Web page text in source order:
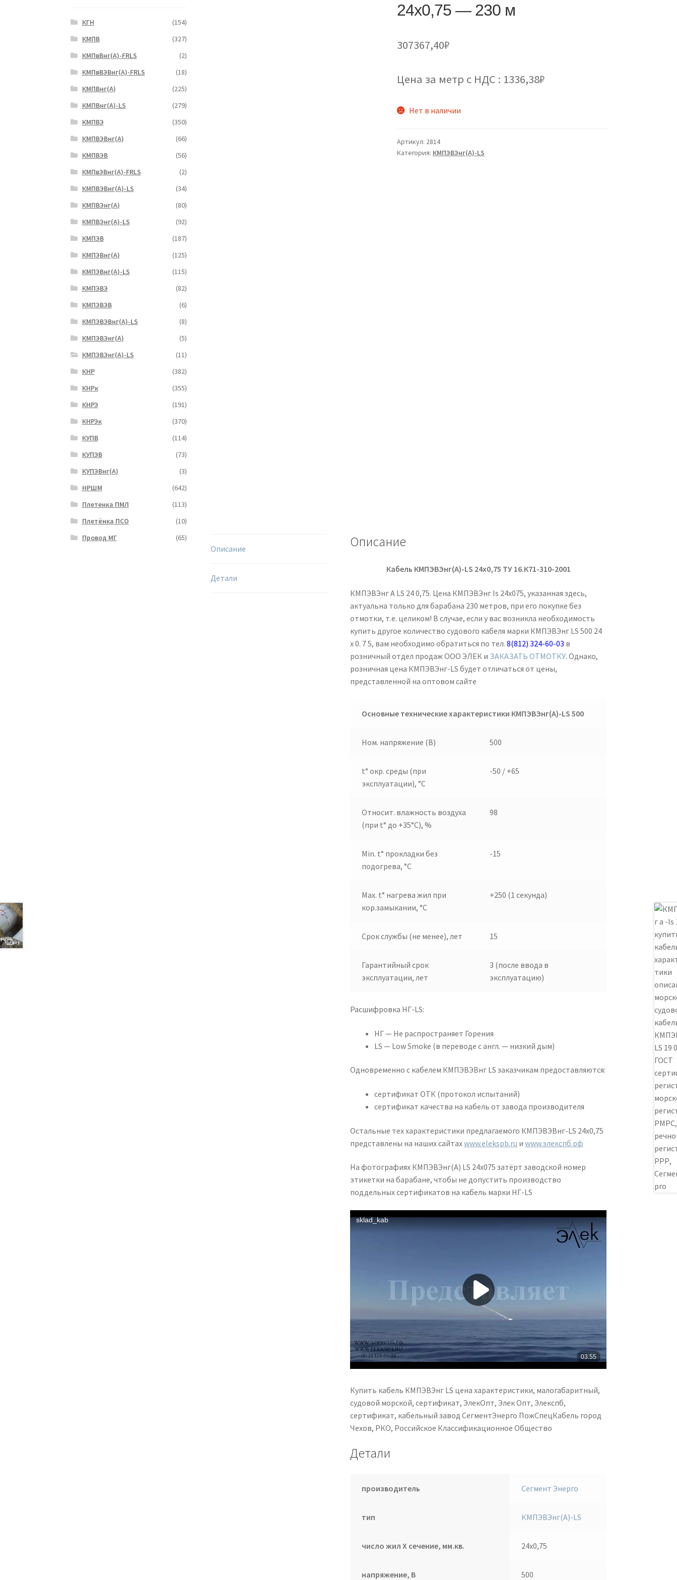
24х0,75 — 230 м
307367,40₽
Цена за метр с НДС : 1336,38₽
Нет в наличии
Артикул: 2814
Категория: КМПЭВЭнг(А)-LS
Описание
Детали
Описание
Кабель КМПЭВЭнг(А)-LS 24х0,75 ТУ 16.К71-310-2001
КМПЭВЭнг А LS 24 0,75. Цена КМПЭВЭнг ls 24х075, указанная здесь,
актуальна только для барабана 230 метров, при его покупке без
отмотки, т.е. целиком! В случае, если у вас возникла необходимость
купить другое количество судового кабеля марки КМПЭВЭнг LS 500 24
х 0. 7 5, вам необходимо обратиться по тел.8(812) 324-60-03 в
розничный отдел продаж ООО ЭЛЕК и ЗАКАЗАТЬ ОТМОТКУ. Однако,
розничная цена КМПЭВЭнг-LS будет отличаться от цены,
представленной на оптовом сайте
Основные технические характеристики КМПЭВЭнг(А)-LS 500
Ном. напряжение (В) 500
t° окр. среды (при
эксплуатации), °C
-50 / +65
Относит. влажность воздуха
(при t° до +35°C), %
98
Min. t° прокладки без
подогрева, °C
-15
Max. t° нагрева жил при
кор.замыкании, °C
+250 (1 секунда)
Срок службы (не менее), лет 15
Гарантийный срок
эксплуатации, лет
3 (после ввода в
эксплуатацию)
Расшифровка НГ-LS:
НГ — Не распространяет Горения
LS — Low Smoke (в переводе с англ. — низкий дым)
Одновременно с кабелем КМПЭВЭВнг LS заказчикам предоставляются:
сертификат ОТК (протокол испытаний)
сертификат качества на кабель от завода производителя
Остальные тех характеристики предлагаемого КМПЭВЭВнг-LS 24х0,75
представлены на наших сайтахwww.elekspb.ru иwww.элекспб.рф
На фотографиях КМПЭВЭнг(А) LS 24х075 затёрт заводской номер
этикетки на барабане, чтобы не допустить производство
поддельных сертификатов на кабель марки НГ-LS
Купить кабель КМПЭВЭнг LS цена характеристики, малогабаритный,
судовой морской, сертификат, ЭлекОпт, Элек Опт, Элекспб,
сертификат, кабельный завод СегментЭнерго ПожСпецКабель город
Чехов, РКО, Российское Классификационное Общество
Детали
производитель Сегмент Энерго
тип КМПЭВЭнг(А)-LS
число жил Х сечение, мм.кв. 24х0,75
напряжение, В 500
КГН
(154)
КМПВ
(327)
КМПвВнг(А)-FRLS
(2)
КМПвВЭВнг(А)-FRLS
(18)
КМПВнг(А)
(225)
КМПВнг(А)-LS
(279)
КМПВЭ
(350)
КМПВЭBнг(А)
(66)
КМПВЭВ
(56)
КМПвЭВнг(А)-FRLS
(2)
КМПВЭВнг(А)-LS
(34)
КМПВЭнг(А)
(80)
КМПВЭнг(А)-LS
(92)
КМПЭВ
(187)
КМПЭВнг(А)
(125)
КМПЭВнг(А)-LS
(115)
КМПЭВЭ
(82)
КМПЭВЭВ
(6)
КМПЭВЭВнг(А)-LS
(8)
КМПЭВЭнг(А)
(5)
КМПЭВЭнг(А)-LS
(11)
КНР
(382)
КНРк
(355)
КНРЭ
(191)
КНРЭк
(370)
КУПВ
(114)
КУПЭВ
(73)
КУПЭВнг(А)
(3)
НРШМ
(642)
Плетенка ПМЛ
(113)
Плетёнка ПСО
(10)
Провод МГ
(65)